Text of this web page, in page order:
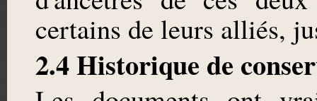
certains de leurs alliés,
2.4 Historique de